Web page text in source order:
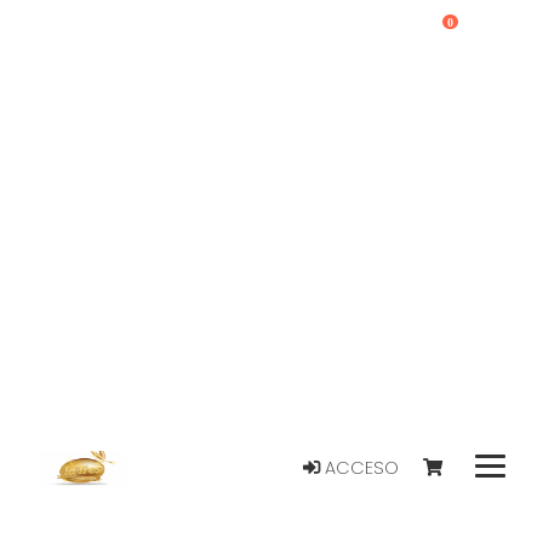
ACCESO
0